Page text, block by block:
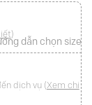
dẫn chọn size
)
dịch vụ (Xem chi